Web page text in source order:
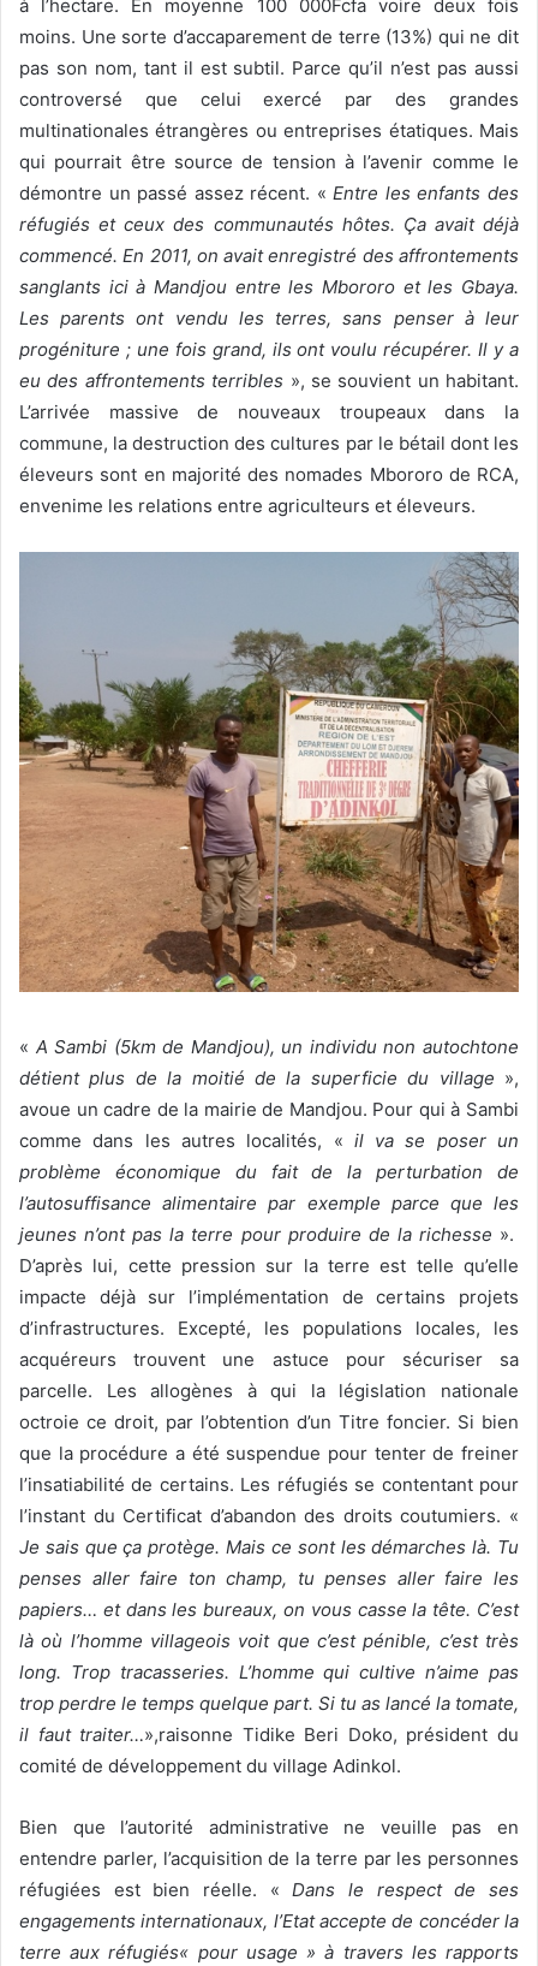
à l’hectare. En moyenne 100 000Fcfa voire deux fois
moins. Une sorte d’accaparement de terre (13%) qui ne dit
pas son nom, tant il est subtil. Parce qu’il n’est pas aussi
controversé que celui exercé par des grandes
multinationales étrangères ou entreprises étatiques. Mais
qui pourrait être source de tension à l’avenir comme le
démontre un passé assez récent. «Entre les enfants des
réfugiés et ceux des communautés hôtes. Ça avait déjà
commencé. En 2011, on avait enregistré des affrontements
sanglants ici à Mandjou entre les Mbororo et les Gbaya.
Les parents ont vendu les terres, sans penser à leur
progéniture ; une fois grand, ils ont voulu récupérer. Il y a
eu des affrontements terribles », se souvient un habitant.
L’arrivée massive de nouveaux troupeaux dans la
commune, la destruction des cultures par le bétail dont les
éleveurs sont en majorité des nomades Mbororo de RCA,
envenime les relations entre agriculteurs et éleveurs.
« A Sambi (5km de Mandjou), un individu non autochtone
détient plus de la moitié de la superficie du village »,
avoue un cadre de la mairie de Mandjou. Pour qui à Sambi
comme dans les autres localités, « il va se poser un
problème économique du fait de la perturbation de
l’autosuffisance alimentaire par exemple parce que les
jeunes n’ont pas la terre pour produire de la richesse ».
D’après lui, cette pression sur la terre est telle qu’elle
impacte déjà sur l’implémentation de certains projets
d’infrastructures. Excepté, les populations locales, les
acquéreurs trouvent une astuce pour sécuriser sa
parcelle. Les allogènes à qui la législation nationale
octroie ce droit, par l’obtention d’un Titre foncier. Si bien
que la procédure a été suspendue pour tenter de freiner
l’insatiabilité de certains. Les réfugiés se contentant pour
l’instant du Certificat d’abandon des droits coutumiers. «
Je sais que ça protège. Mais ce sont les démarches là. Tu
penses aller faire ton champ, tu penses aller faire les
papiers… et dans les bureaux, on vous casse la tête. C’est
là où l’homme villageois voit que c’est pénible, c’est très
long. Trop tracasseries. L’homme qui cultive n’aime pas
trop perdre le temps quelque part. Si tu as lancé la tomate,
il faut traiter…»,raisonne Tidike Beri Doko, président du
comité de développement du village Adinkol.
Bien que l’autorité administrative ne veuille pas en
entendre parler, l’acquisition de la terre par les personnes
réfugiées est bien réelle. «Dans le respect de ses
engagements internationaux, l’Etat accepte de concéder la
terre aux réfugiés« pour usage » à travers les rapports